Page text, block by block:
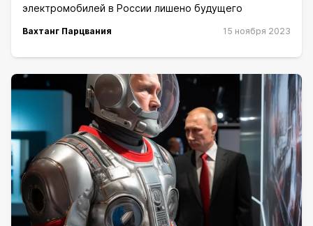
электромобилей в России лишено будущего
Вахтанг Парцвания 15 ноября 2023